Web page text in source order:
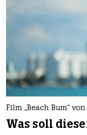
Film „Beach Bum“
Was soll